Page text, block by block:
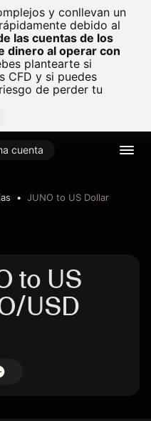
y conllevan un
debido al
las cuentas de los
dinero al operar con
plantearte si
CFD y si puedes
de perder tu
cuenta
JUNO to US Dollar
to US
USD